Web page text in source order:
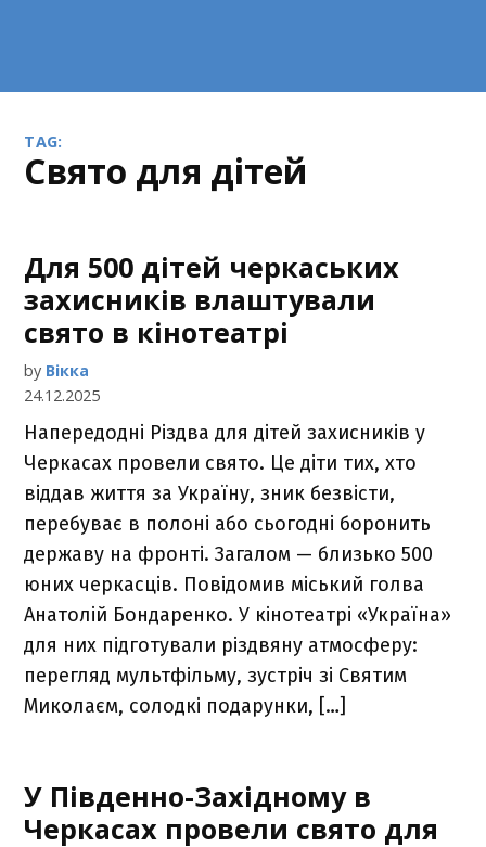
TAG:
свято для дітей
Для 500 дітей черкаських
захисників влаштували
свято в кінотеатрі
by Вікка
24.12.2025
Напередодні Різдва для дітей захисників у
Черкасах провели свято. Це діти тих, хто
віддав життя за Україну, зник безвісти,
перебуває в полоні або сьогодні боронить
державу на фронті. Загалом — близько 500
юних черкасців. Повідомив міський голва
Анатолій Бондаренко. У кінотеатрі «Україна»
для них підготували різдвяну атмосферу:
перегляд мультфільму, зустріч зі Святим
Миколаєм, солодкі подарунки, […]
У Південно-Західному в
Черкасах провели свято для